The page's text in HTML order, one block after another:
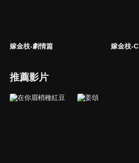
嫁金枝-劇情篇 嫁金枝-
推薦影片